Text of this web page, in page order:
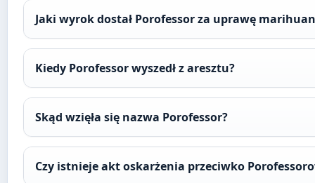
Jaki wyrok dostał Porofessor za uprawę
Kiedy Porofessor wyszedł z aresztu?
Skąd wzięła się nazwa Porofessor?
Czy istnieje akt oskarżenia przeciwko